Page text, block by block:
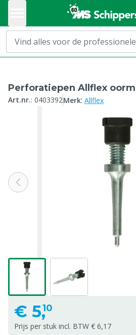
Perforatiepen Allflex
Art.nr.: 0403392Merk: Allflex
€ 5,10
Prijs per stuk incl. BTW € 6,17